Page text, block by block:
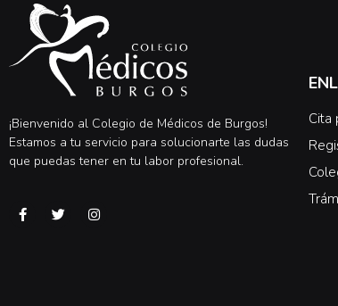
¡Bienvenido al Colegio de Médicos de Burgos!
Estamos a tu servicio para solucionarte las dudas
que puedas tener en tu labor profesional.
Cita